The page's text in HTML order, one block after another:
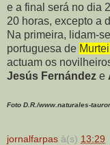
e a final será no dia
20 horas, excepto a
Na primeira, lidam-
portuguesa de
actuam os
Jesús Fernández e
Foto D.R./www.naturales-
jornalfarpas à(s) 13:29